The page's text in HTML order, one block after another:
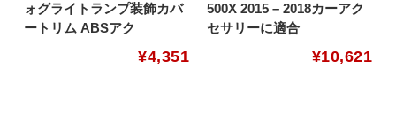
ォグライトランプ装飾カバ
ートリム ABSアク
¥4,351
500X 2015 – 2018カーアク
セサリーに適合
¥10,621